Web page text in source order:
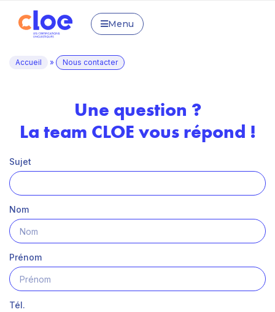
Menu
Accueil » Nous contacter
Une question ?
La team CLOE vous répond !
Sujet
Nom
Prénom
Tél.